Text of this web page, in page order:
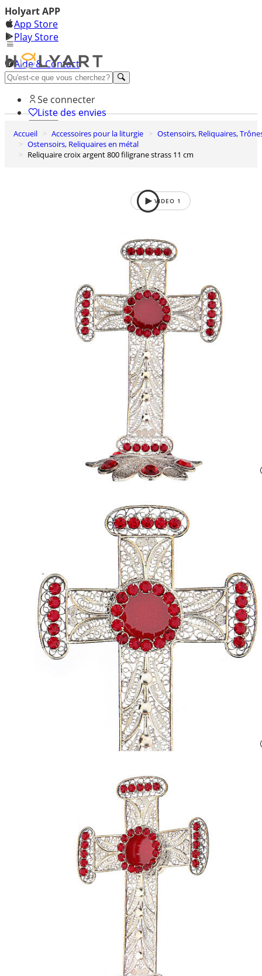
Holyart APP
App Store
Play Store
Aide & Contact
Découvrez Premium
Se connecter
Liste des envies
0
Panier
Accueil Accessoires pour la liturgie
Ostensoirs, Reliquaires,
Ostensoirs, Reliquaires en métal
Reliquaire croix argent 800 filigrane strass 11 cm
VIDEO 1